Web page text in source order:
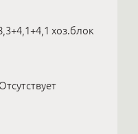
хоз.блок
Отсутствует